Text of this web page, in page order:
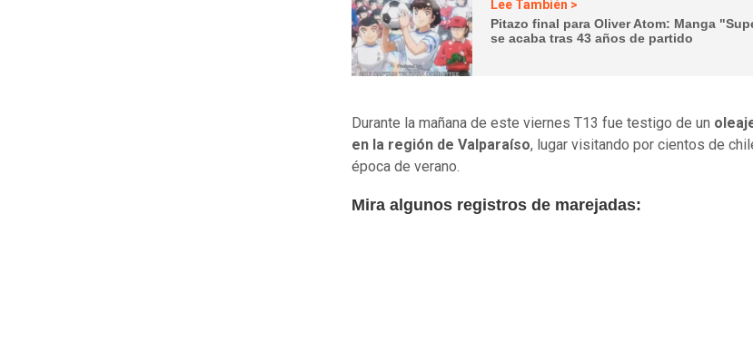
Lee También >
Pitazo final para Oliver Atom: Manga
se acaba tras 43 años de partido
Durante la mañana de este viernes T13 fue testigo de un
en la región de Valparaíso, lugar visitando por cientos de
época de verano.
Mira algunos registros de marejadas: